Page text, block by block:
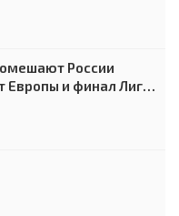
России
Европы и финал Лиги